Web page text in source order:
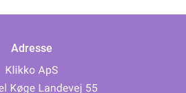
Adresse